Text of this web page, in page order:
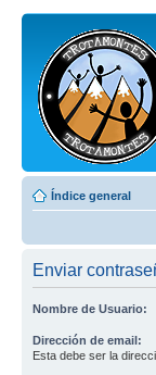
Índice general
Enviar
Nombre de Usuario:
Dirección de email:
Esta debe ser la